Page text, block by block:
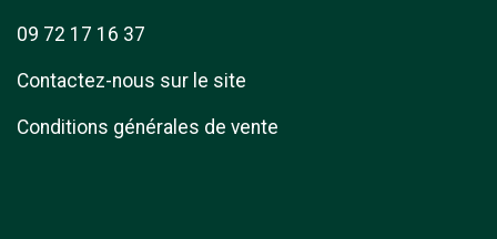
09 72 17 16 37
Contactez-nous sur le site
Conditions générales de vente